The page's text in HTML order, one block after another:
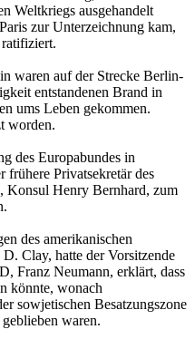
Weltkriegs ausgehandelt
zur Unterzeichnung kam,
waren auf der Strecke Berlin-
entstandenen Brand in
ums Leben gekommen.
worden.
des Europabundes in
frühere Privatsekretär des
, Konsul Henry Bernhard, zum
des amerikanischen
Clay, hatte der Vorsitzende
Franz Neumann, erklärt, dass
könnte, wonach
sowjetischen Besatzungszone
waren.